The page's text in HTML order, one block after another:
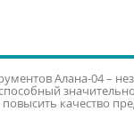
Алана-04 –
качество